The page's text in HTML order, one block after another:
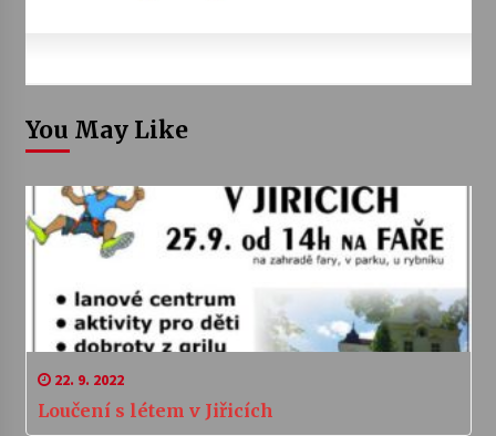
You May Like
22. 9. 2022
Loučení s létem v Jiřicích